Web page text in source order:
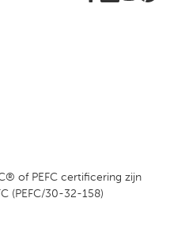
of PEFC certificering zijn
(PEFC/30-32-158)